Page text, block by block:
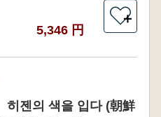
5,346 円
＋
히젠의 색을 입다 (朝鮮